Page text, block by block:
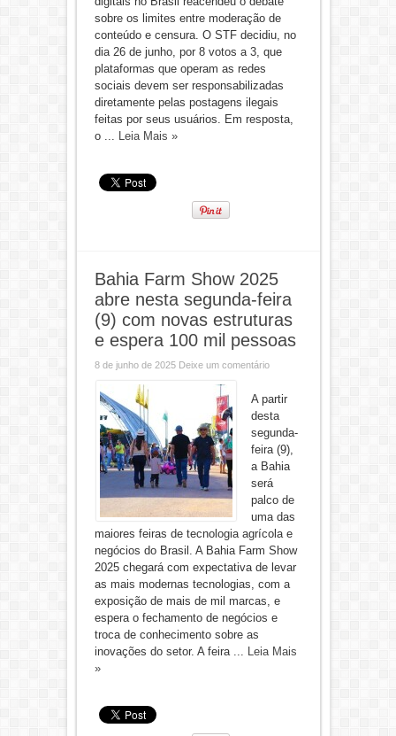
sobre os limites entre moderação de
conteúdo e censura. O STF decidiu, no
dia 26 de junho, por 8 votos a 3, que
plataformas que operam as redes
sociais devem ser responsabilizadas
diretamente pelas postagens ilegais
feitas por seus usuários. Em resposta,
o ... Leia Mais »
Bahia Farm Show 2025
abre nesta segunda-feira
(9) com novas estruturas
e espera 100 mil pessoas
8 de junho de 2025 Deixe um comentário
A partir
desta
segunda-
feira (9),
a Bahia
será
palco de
uma das
maiores feiras de tecnologia agrícola e
negócios do Brasil. A Bahia Farm Show
2025 chegará com expectativa de levar
as mais modernas tecnologias, com a
exposição de mais de mil marcas, e
espera o fechamento de negócios e
troca de conhecimento sobre as
inovações do setor. A feira ... Leia Mais
»